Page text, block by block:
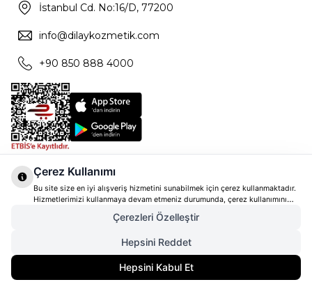
1.680,00TL
1.260,00
İstanbul Cd. No:16/D, 77200
info@dilaykozmetik.com
+90 850 888 4000
Çerez Kullanımı
Bu site size en iyi alışveriş hizmetini sunabilmek için çerez kullanmaktadır.
Hizmetlerimizi kullanmaya devam etmeniz durumunda, çerez kullanımını
kabul ettiğinizi varsayacağız. Çerezler hakkında daha fazla bilgi ve nasıl
reddedeceğinizi öğrenmek içintıklayınız
Çerezleri Özelleştir
Hepsini Reddet
Hepsini Kabul Et